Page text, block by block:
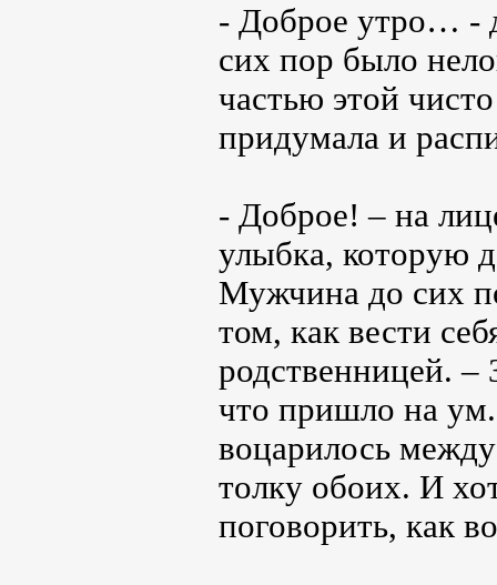
- Доброе утро… -
сих пор было
частью этой
придумала и
- Доброе! – на
улыбка, которую
Мужчина до сих
том, как вести
родственницей. –
что пришло на
воцарилось
толку обоих. И
поговорить, как